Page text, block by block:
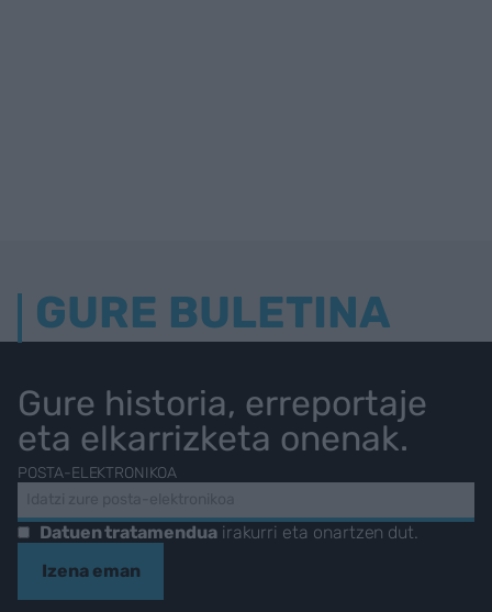
GURE BULETINA
Gure historia, erreportaje
eta elkarrizketa onenak.
POSTA-ELEKTRONIKOA
Datuen tratamenduairakurri eta onartzen dut.
Izena eman